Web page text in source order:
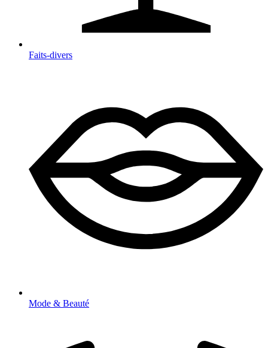
Faits-divers
Mode & Beauté